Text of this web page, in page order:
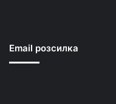
Email розсилка